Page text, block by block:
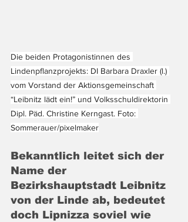
Die beiden Protagonistinnen des
Lindenpflanzprojekts: DI Barbara Draxler (l.)
vom Vorstand der Aktionsgemeinschaft
“Leibnitz lädt ein!” und Volksschuldirektorin
Dipl. Päd. Christine Kerngast. Foto:
Sommerauer/pixelmaker
Bekanntlich leitet sich der
Name der
Bezirkshauptstadt Leibnitz
von der Linde ab, bedeutet
doch Lipnizza soviel wie